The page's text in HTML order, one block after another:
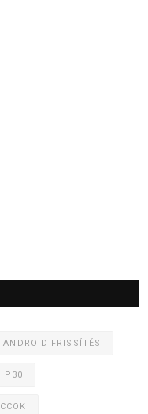
ANDROID FRISSÍTÉS
P30